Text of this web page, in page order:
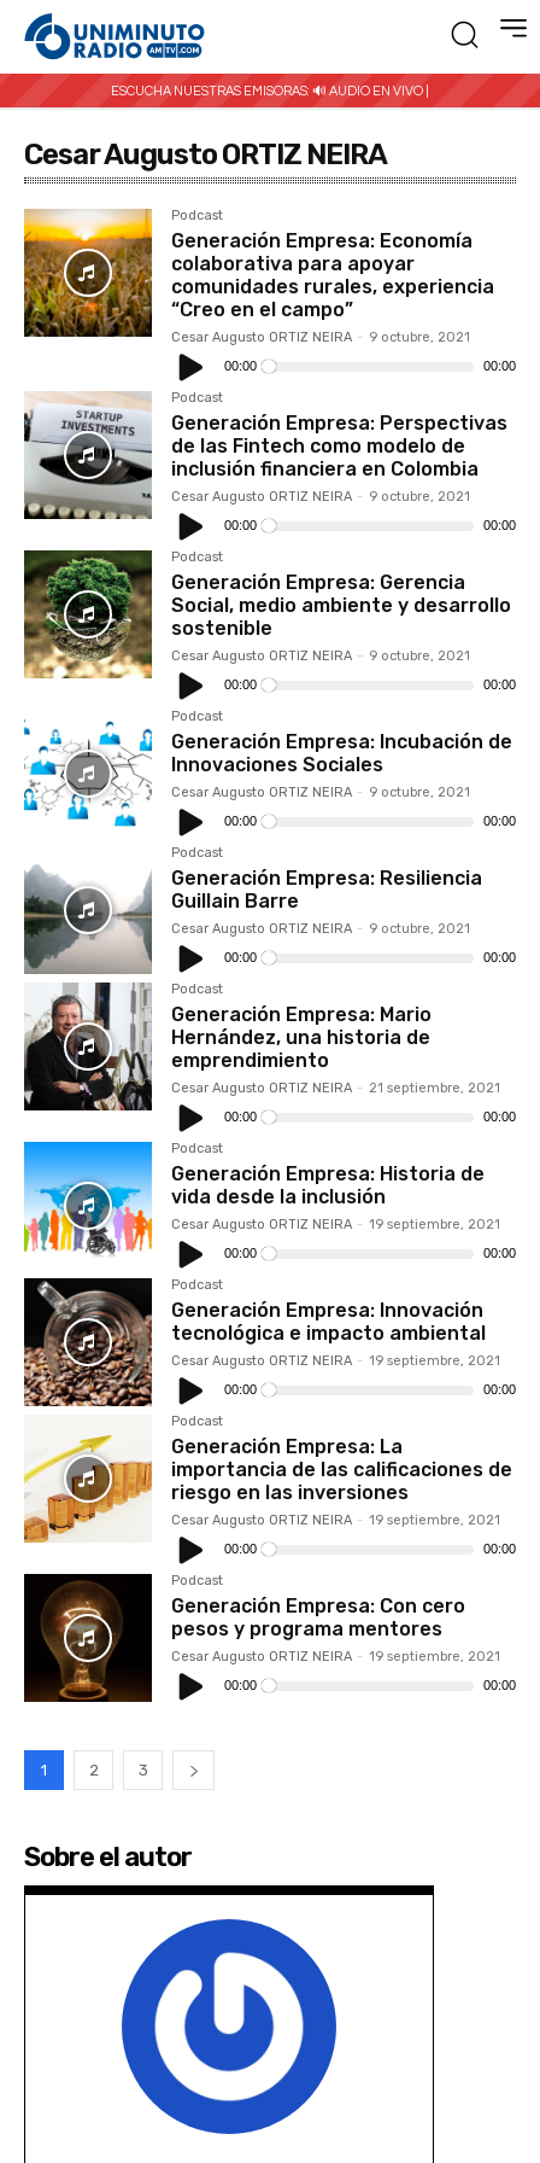
ESCUCHA NUESTRAS EMISORAS: 🔊 AUDIO EN VIVO |
Cesar Augusto ORTIZ NEIRA
Podcast
Generación Empresa: Economía
colaborativa para apoyar
comunidades rurales, experiencia
“Creo en el campo”
Cesar Augusto ORTIZ NEIRA - 9 octubre, 2021
Reproductor
de
audio
00:00 00:00
Podcast
Generación Empresa: Perspectivas
de las Fintech como modelo de
inclusión financiera en Colombia
Cesar Augusto ORTIZ NEIRA - 9 octubre, 2021
Reproductor
de
audio
00:00 00:00
Podcast
Generación Empresa: Gerencia
Social, medio ambiente y desarrollo
sostenible
Cesar Augusto ORTIZ NEIRA - 9 octubre, 2021
Reproductor
de
audio
00:00 00:00
Podcast
Generación Empresa: Incubación de
Innovaciones Sociales
Cesar Augusto ORTIZ NEIRA - 9 octubre, 2021
Reproductor
de
audio
00:00 00:00
Podcast
Generación Empresa: Resiliencia
Guillain Barre
Cesar Augusto ORTIZ NEIRA - 9 octubre, 2021
Reproductor
de
audio
00:00 00:00
Podcast
Generación Empresa: Mario
Hernández, una historia de
emprendimiento
Cesar Augusto ORTIZ NEIRA - 21 septiembre, 2021
Reproductor
de
audio
00:00 00:00
Podcast
Generación Empresa: Historia de
vida desde la inclusión
Cesar Augusto ORTIZ NEIRA - 19 septiembre, 2021
Reproductor
de
audio
00:00 00:00
Podcast
Generación Empresa: Innovación
tecnológica e impacto ambiental
Cesar Augusto ORTIZ NEIRA - 19 septiembre, 2021
Reproductor
de
audio
00:00 00:00
Podcast
Generación Empresa: La
importancia de las calificaciones de
riesgo en las inversiones
Cesar Augusto ORTIZ NEIRA - 19 septiembre, 2021
Reproductor
de
audio
00:00 00:00
Podcast
Generación Empresa: Con cero
pesos y programa mentores
Cesar Augusto ORTIZ NEIRA - 19 septiembre, 2021
Reproductor
de
audio
00:00 00:00
1 2 3
Sobre el autor